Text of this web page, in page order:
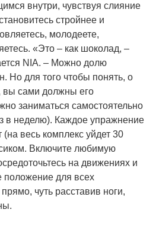
внутри, чувствуя слияние
стройнее и
молодеете,
«Это – как шоколад, –
NIA. – Можно долю
Но для того чтобы понять, о
вы сами должны его
заниматься самостоятельно
в неделю). Каждое упражнение
весь комплекс уйдет 30
Включите любимую
на движениях и
для всех
чуть расставив ноги,